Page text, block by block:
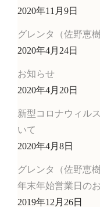
2020年11月9日
グレンタ（佐野恵
2020年4月24日
お知らせ
2020年4月20日
新型コロナウィル
いて
2020年4月8日
グレンタ（佐野恵
年末年始営業日の
2019年12月26日